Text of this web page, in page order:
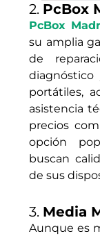
2. PcBox
PcBox
su amplia
de
diagnóstico
portátiles,
asistencia
precios
opción
buscan
de sus
3. Media
Aunque es